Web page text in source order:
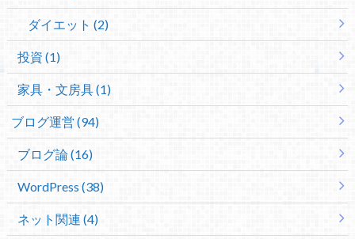
ダイエット (2)
投資 (1)
家具・文房具 (1)
ブログ運営 (94)
ブログ論 (16)
WordPress (38)
ネット関連 (4)